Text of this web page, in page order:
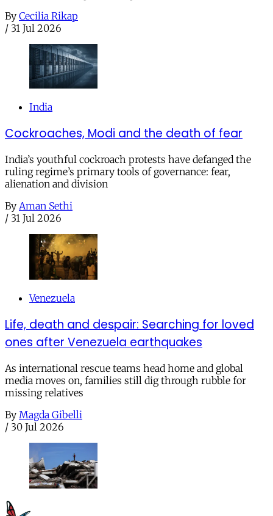
By Cecilia Rikap
/ 31 Jul 2026
India
Cockroaches, Modi and the death of fear
India’s youthful cockroach protests have defanged the
ruling regime’s primary tools of governance: fear,
alienation and division
By Aman Sethi
/ 31 Jul 2026
Venezuela
Life, death and despair: Searching for loved
ones after Venezuela earthquakes
As international rescue teams head home and global
media moves on, families still dig through rubble for
missing relatives
By Magda Gibelli
/ 30 Jul 2026